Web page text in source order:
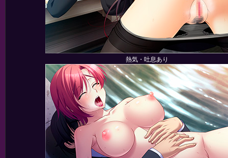
熱気・吐息あり